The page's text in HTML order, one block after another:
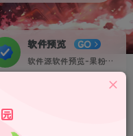
软件预览 GO
软件源软件预览-果粉资源下载签名定制站！个人证书20起稳定不掉签！